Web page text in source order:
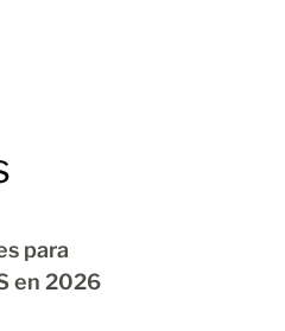
para
en 2026